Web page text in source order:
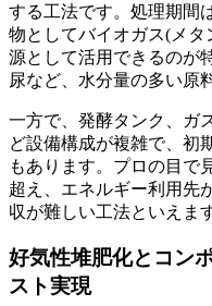
する工法です。処理期間
物としてバイオガス(メ
源として活用できるのが
尿など、水分量の多い原
一方で、発酵タンク、ガ
ど設備構成が複雑で、初
もあります。プロの目で
超え、エネルギー利用先
収が難しい工法といえま
好気性堆肥化とコン
スト実現